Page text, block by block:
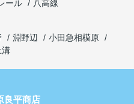
ール
八高線
淵野辺
小田急相模原
溝
良平商店